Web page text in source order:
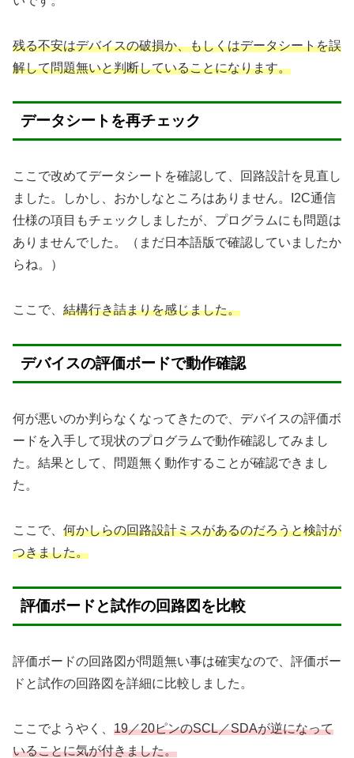
残る不安はデバイスの破損か、もしくはデータシートを誤
解して問題無いと判断していることになります。
データシートを再チェック
ここで改めてデータシートを確認して、回路設計を見直し
ました。しかし、おかしなところはありません。I2C通信
仕様の項目もチェックしましたが、プログラムにも問題は
ありませんでした。（まだ日本語版で確認していましたか
らね。）
ここで、 結構行き詰まりを感じました。
デバイスの評価ボードで動作確認
何が悪いのか判らなくなってきたので、デバイスの評価ボ
ードを入手して現状のプログラムで動作確認してみまし
た。結果として、問題無く動作することが確認できまし
た。
ここで、 何かしらの回路設計ミスがあるのだろうと検討が
つきました。
評価ボードと試作の回路図を比較
評価ボードの回路図が問題無い事は確実なので、評価ボー
ドと試作の回路図を詳細に比較しました。
ここでようやく、 19／20ピンのSCL／SDAが逆になって
いることに気が付きました。